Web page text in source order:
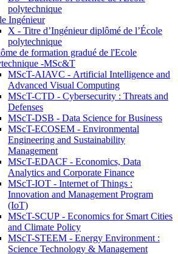
polytechnique
Ingénieur
X - Titre d’Ingénieur diplômé de l’École
polytechnique
de formation gradué de l'Ecole
-MSc&T
MScT-AIAVC - Artificial Intelligence and
Advanced Visual Computing
MScT-CTD - Cybersecurity : Threats and
Defenses
MScT-DSB - Data Science for Business
MScT-ECOSEM - Environmental
Engineering and Sustainability
Management
MScT-EDACF - Economics, Data
Analytics and Corporate Finance
MScT-IOT - Internet of Things :
Innovation and Management Program
(IoT)
MScT-SCUP - Economics for Smart Cities
and Climate Policy
MScT-STEEM - Energy Environment :
Science Technology & Management